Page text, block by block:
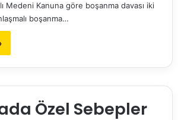
Medeni Kanuna göre boşanma davası iki
boşanma…
Özel Sebepler